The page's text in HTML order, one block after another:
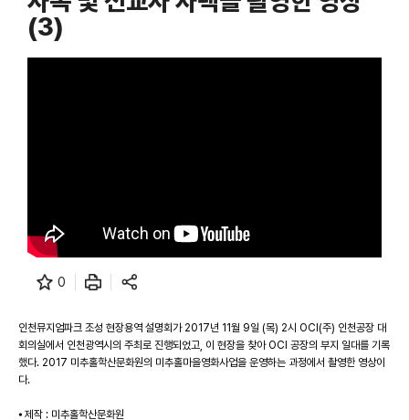
(3)
0
인천뮤지엄파크 조성 현장용역 설명회가 2017년 11월 9일 (목) 2시 OCI(주) 인천공장 대
회의실에서 인천광역시의 주최로 진행되었고, 이 현장을 찾아 OCI 공장의 부지 일대를 기록
했다. 2017 미추홀학산문화원의 미추홀마을영화사업을 운영하는 과정에서 촬영한 영상이
다.
⦁ 제작 : 미추홀학산문화원